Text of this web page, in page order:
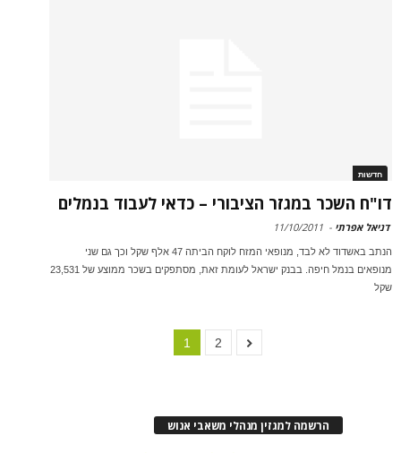
חדשות
דו"ח השכר במגזר הציבורי – כדאי לעבוד בנמלים
דניאל אפרתי -
11/10/2011
הנתב באשדוד לא לבד, מנופאי המזח לוקח הביתה 47 אלף שקל וכך גם שני
מנופאים בנמל חיפה. בבנק ישראל לעומת זאת, מסתפקים בשכר ממוצע של 23,531
שקל
1 2
הרשמה למגזין מנהלי משאבי אנוש